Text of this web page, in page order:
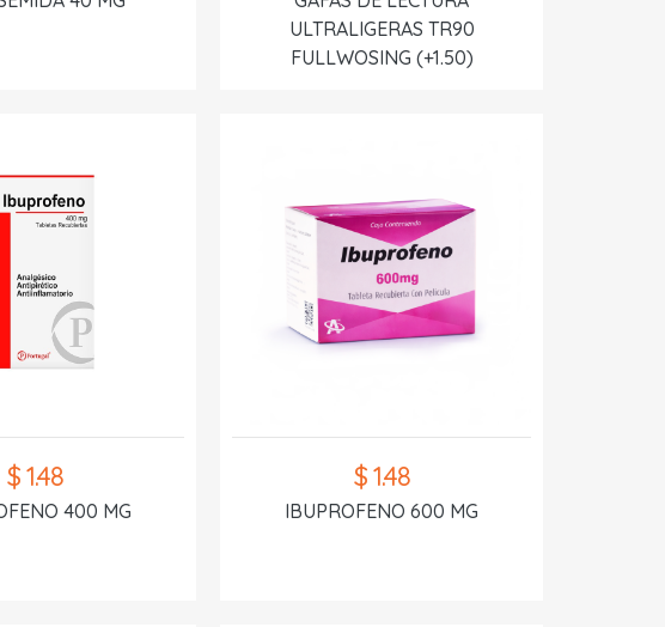
ULTRALIGERAS TR90
FULLWOSING (+1.50)
$ 1.48
400 MG
$ 1.48
IBUPROFENO 600 MG